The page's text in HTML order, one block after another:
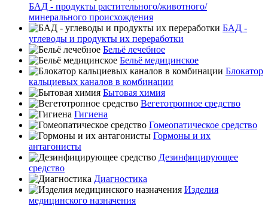
БАД - продукты растительного/животного/
минерального происхождения
БАД -
углеводы и продукты их переработки
Бельё лечебное
Бельё медицинское
Блокатор
кальциевых каналов в комбинации
Бытовая химия
Вегетотропное средство
Гигиена
Гомеопатическое средство
Гормоны и их
антагонисты
Дезинфицирующее
средство
Диагностика
Изделия
медицинского назначения